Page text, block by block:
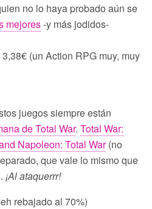
no lo haya probado aún se
mejores-y más jodidos-
3,38€ (un Action RPG muy, muy
juegos siempre están
de Total War. Total War:
Napoleon: Total War(no
que vale lo mismo que
¡Al ataquerrr!
rebajado al 70%)